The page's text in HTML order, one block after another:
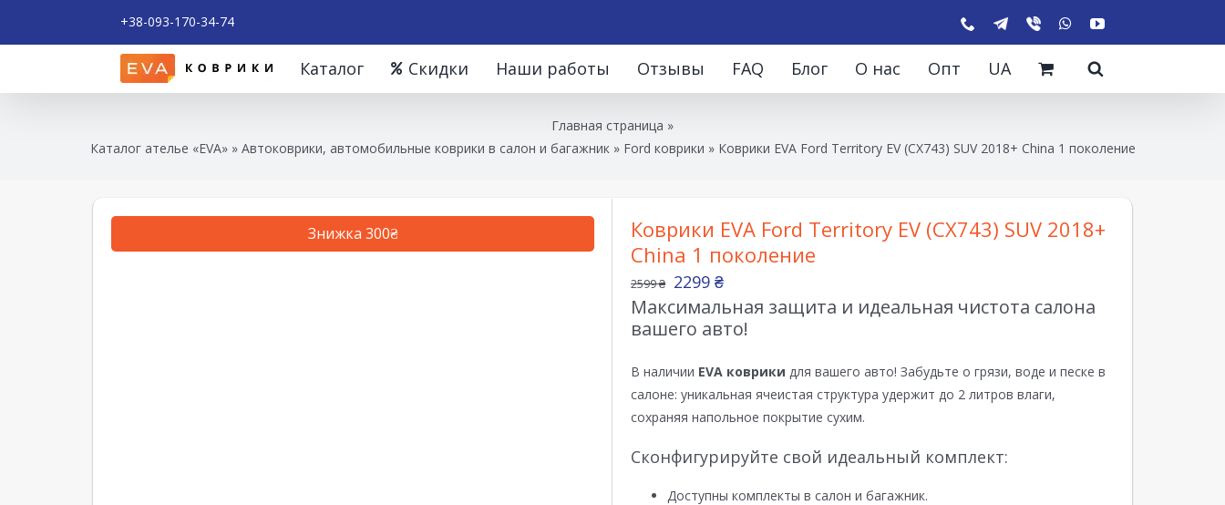
+38-093-170-34-74
Каталог Скидки Наши работы Отзывы FAQ Блог О нас Опт UA
Главная страница »
Каталог ателье «EVA»» Автоковрики, автомобильные коврики в салон и багажник » Ford коврики » Коврики EVA Ford Territory EV (CX743) SUV 2018+ China 1 поколение
Знижка 300₴
Коврики EVA Ford Territory EV (CX743) SUV 2018+
China 1 поколение
2599₴ 2299 ₴
Максимальная защита и идеальная чистота салона
вашего авто!
В наличии EVA коврики для вашего авто! Забудьте о грязи, воде и песке в
салоне: уникальная ячеистая структура удержит до 2 литров влаги,
сохраняя напольное покрытие сухим.
Сконфигурируйте свой идеальный комплект:
Доступны комплекты в салон и багажник.